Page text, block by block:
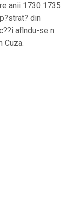
anii 1730 1735
din
aflndu-se n
Cuza.